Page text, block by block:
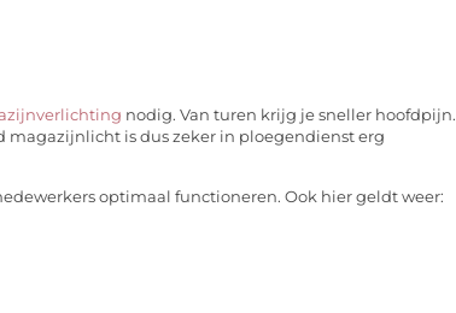
nodig. Van turen krijg je sneller hoofdpijn.
is dus zeker in ploegendienst erg
optimaal functioneren. Ook hier geldt weer: